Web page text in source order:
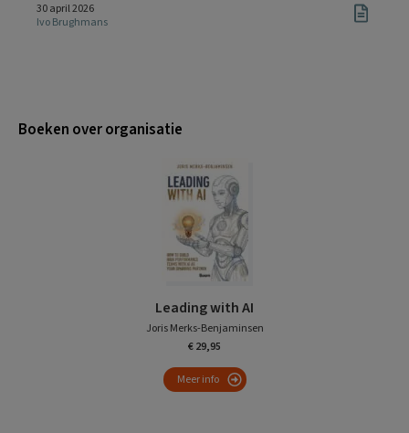
30 april 2026
Ivo Brughmans
Boeken over organisatie
Leading with AI
Joris Merks-Benjaminsen
€ 29,95
Meer info